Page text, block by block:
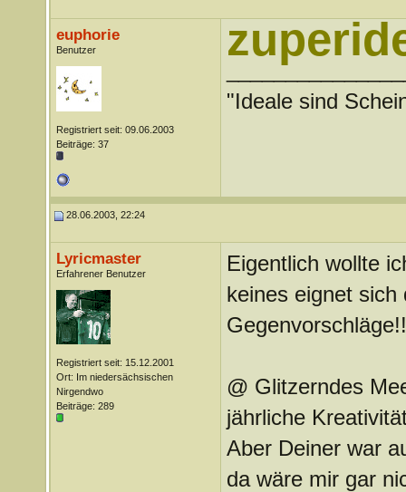
euphorie
Benutzer
Registriert seit: 09.06.2003
Beiträge: 37
"Ideale sind
28.06.2003, 22:24
Lyricmaster
Erfahrener Benutzer
Registriert seit: 15.12.2001
Ort: Im niedersächsischen
Nirgendwo
Beiträge: 289
Eigentlich wollte
keines eignet
@ Glitzerndes
jährliche
Aber Deiner war
da wäre mir gar